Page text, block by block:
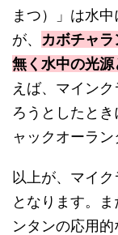
まつ）」は水
が、 カボチャ
無く水中の光源
えば、マイン
ろうとしたと
ャックオーラン
以上が、マイ
となります。
ンタンの応用